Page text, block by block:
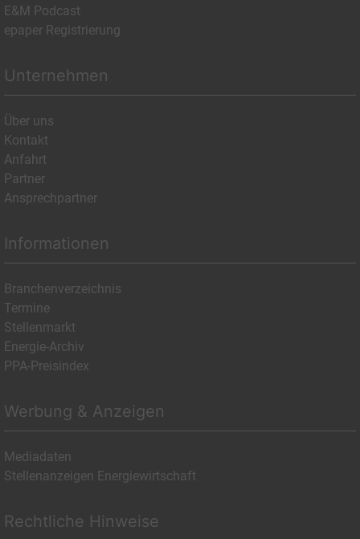
E&M Podcast
epaper Registrierung
Unternehmen
Über uns
Kontakt
Anfahrt
Partner
Ansprechpartner
Informationen
Branchenverzeichnis
Termine
Stellenmarkt
Energie-Archiv
PPA-Preisindex
Werbung & Anzeigen
Mediadaten
Stellenanzeigen Energiewirtschaft
Rechtliche Hinweise